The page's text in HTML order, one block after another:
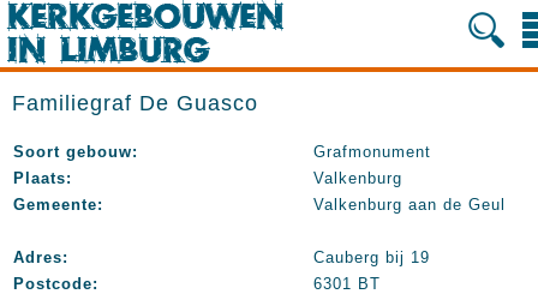
Familiegraf De Guasco
Soort gebouw:
Grafmonument
Plaats:
Valkenburg
Gemeente:
Valkenburg aan de Geul
Adres:
Cauberg bij 19
Postcode:
6301 BT